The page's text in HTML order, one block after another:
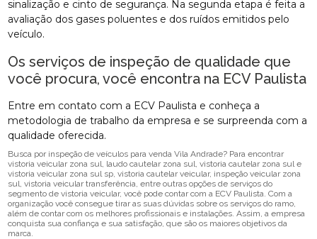
sinalização e cinto de segurança. Na segunda etapa é feita a
avaliação dos gases poluentes e dos ruídos emitidos pelo
veículo.
Os serviços de inspeção de qualidade que
você procura, você encontra na ECV Paulista
Entre em contato com a ECV Paulista e conheça a
metodologia de trabalho da empresa e se surpreenda com a
qualidade oferecida.
Busca por inspeção de veículos para venda Vila Andrade? Para encontrar
vistoria veicular zona sul, laudo cautelar zona sul, vistoria cautelar zona sul e
vistoria veicular zona sul sp, vistoria cautelar veicular, inspeção veicular zona
sul, vistoria veicular transferência, entre outras opções de serviços do
segmento de vistoria veicular, você pode contar com a ECV Paulista. Com a
organização você consegue tirar as suas dúvidas sobre os serviços do ramo,
além de contar com os melhores profissionais e instalações. Assim, a empresa
conquista sua confiança e sua satisfação, que são os maiores objetivos da
marca.